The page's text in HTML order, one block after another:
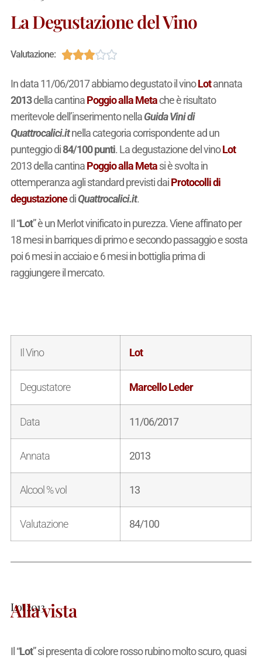
La Degustazione del Vino
Valutazione: 
In data11/06/2017abbiamo degustato il vinoLotannata
2013della cantinaPoggio alla Metache è risultato
meritevole dell’inserimento nellaGuida Vini di
Quattrocalici.itnella categoriacorrispondente ad un
punteggio di84/100 punti. La degustazione del vinoLot
2013 della cantinaPoggio alla Metasi è svolta in
ottemperanza agli standard previsti daiProtocolli di
degustazionediQuattrocalici.it.
Il “Lot” è un Merlot vinificato in purezza. Viene affinato per
18 mesi in barriques di primo e secondo passaggio e sosta
poi 6 mesi in acciaio e 6 mesi in bottiglia prima di
raggiungere il mercato.
Il Vino Lot
Degustatore Marcello Leder
Data 11/06/2017
Annata 2013
Alcool % vol 13
Valutazione 84/100
Lot 2013
Alla vista
Il “Lot” si presenta di colore rosso rubino molto scuro, quasi